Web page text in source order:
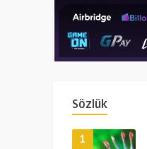
Sözlük
1